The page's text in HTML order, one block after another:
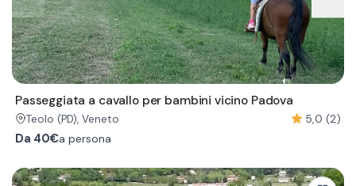
Passeggiata a cavallo per bambini vicino Padova
Teolo (PD), Veneto
5,0 (2)
Da 40€a persona